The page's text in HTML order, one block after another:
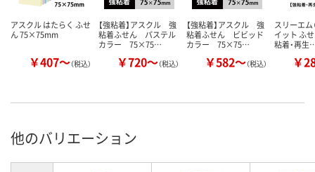
アスクル はたらく ふせ
ん 75×75mm
￥407～（税込）
【強粘着】アスクル 強
粘着ふせん パステル
カラー 75×75…
￥720～（税込）
【強粘着】アスクル 強
粘着ふせん ビビッド
カラー 75×75…
￥582～（税込）
スリーエム
イット ふ
粘着・再生
￥
他のバリエーション